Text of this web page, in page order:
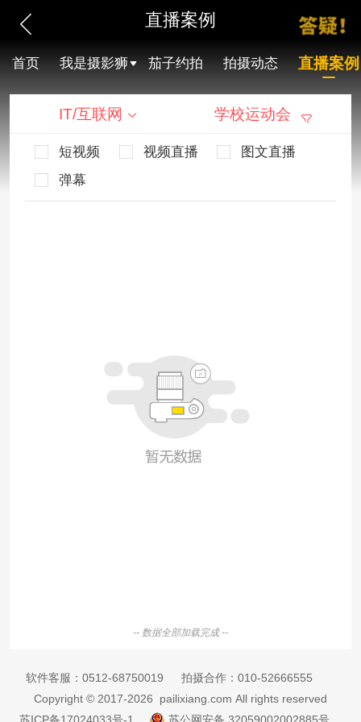
直播案例
首页 我是摄影狮 茄子约拍 拍摄动态 直播案例
IT/互联网 学校运动会
短视频 视频直播
图文直播
弹幕
-- 数据全部加载完成 --
软件客服： 0512-68750019 拍摄合作： 010-52666555
Copyright © 2017-2026 pailixiang.com All rights reserved
苏ICP备17024033号-1
苏公网安备 32059002002885号